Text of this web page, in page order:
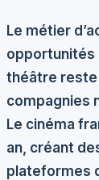
Le métier
opportunités
théâtre reste
compagnies
Le cinéma
an, créant
plateformes